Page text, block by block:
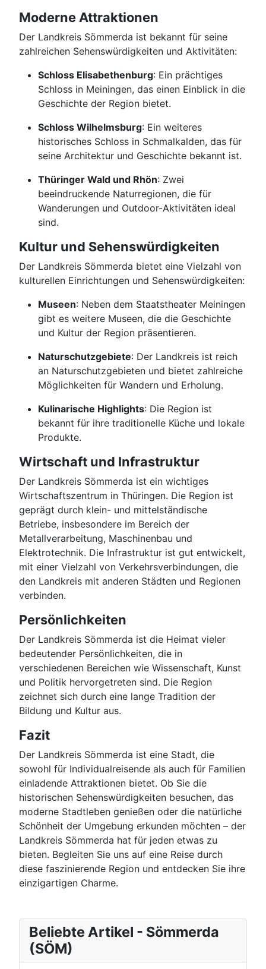
Moderne Attraktionen
Der Landkreis Sömmerda ist bekannt für seine
zahlreichen Sehenswürdigkeiten und Aktivitäten:
Schloss Elisabethenburg: Ein prächtiges
Schloss in Meiningen, das einen Einblick in die
Geschichte der Region bietet.
Schloss Wilhelmsburg: Ein weiteres
historisches Schloss in Schmalkalden, das für
seine Architektur und Geschichte bekannt ist.
Thüringer Wald und Rhön: Zwei
beeindruckende Naturregionen, die für
Wanderungen und Outdoor-Aktivitäten ideal
sind.
Kultur und Sehenswürdigkeiten
Der Landkreis Sömmerda bietet eine Vielzahl von
kulturellen Einrichtungen und Sehenswürdigkeiten:
Museen: Neben dem Staatstheater Meiningen
gibt es weitere Museen, die die Geschichte
und Kultur der Region präsentieren.
Naturschutzgebiete: Der Landkreis ist reich
an Naturschutzgebieten und bietet zahlreiche
Möglichkeiten für Wandern und Erholung.
Kulinarische Highlights: Die Region ist
bekannt für ihre traditionelle Küche und lokale
Produkte.
Wirtschaft und Infrastruktur
Der Landkreis Sömmerda ist ein wichtiges
Wirtschaftszentrum in Thüringen. Die Region ist
geprägt durch klein- und mittelständische
Betriebe, insbesondere im Bereich der
Metallverarbeitung, Maschinenbau und
Elektrotechnik. Die Infrastruktur ist gut entwickelt,
mit einer Vielzahl von Verkehrsverbindungen, die
den Landkreis mit anderen Städten und Regionen
verbinden.
Persönlichkeiten
Der Landkreis Sömmerda ist die Heimat vieler
bedeutender Persönlichkeiten, die in
verschiedenen Bereichen wie Wissenschaft, Kunst
und Politik hervorgetreten sind. Die Region
zeichnet sich durch eine lange Tradition der
Bildung und Kultur aus.
Fazit
Der Landkreis Sömmerda ist eine Stadt, die
sowohl für Individualreisende als auch für Familien
einladende Attraktionen bietet. Ob Sie die
historischen Sehenswürdigkeiten besuchen, das
moderne Stadtleben genießen oder die natürliche
Schönheit der Umgebung erkunden möchten – der
Landkreis Sömmerda hat für jeden etwas zu
bieten. Begleiten Sie uns auf eine Reise durch
diese faszinierende Region und entdecken Sie ihre
einzigartigen Charme.
Beliebte Artikel - Sömmerda
(SÖM)